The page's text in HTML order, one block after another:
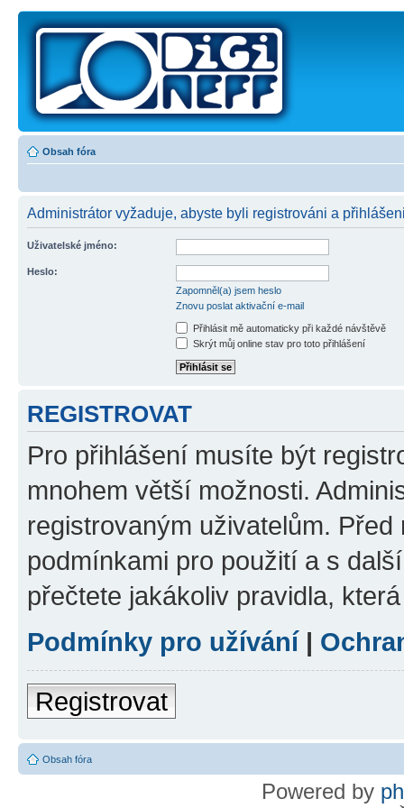
Obsah fóra
Administrátor vyžaduje, abyste byli registrováni a
Uživatelské jméno:
Heslo:
Zapomněl(a) jsem heslo
Znovu poslat aktivační e-mail
Přihlásit mě automaticky při každé návštěvě
Skrýt můj online stav pro toto přihlášení
REGISTROVAT
Pro přihlášení musíte být
mnohem větší možnosti.
registrovaným uživatelům.
podmínkami pro použití a s
přečtete jakákoliv pravidla,
Podmínky pro užívání|
Registrovat
Obsah fóra
Powered by